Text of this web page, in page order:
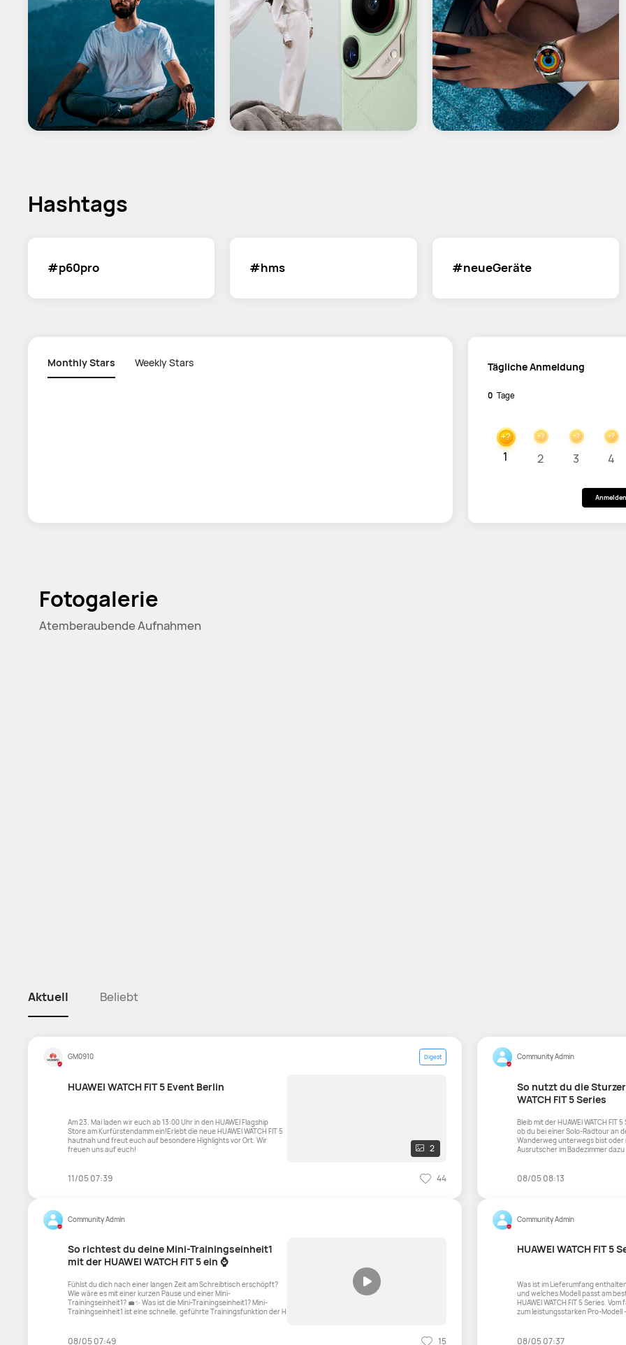
Hashtags
#p60pro #hms #neueGeräte
Monthly Stars Weekly Stars Tägliche Anmeldung
0 Tage
+?
1
+?
2
+?
3
+?
4
Anmelden
Fotogalerie
Atemberaubende Aufnahmen
Aktuell Beliebt
GM0910 Digest
HUAWEI WATCH FIT 5 Event Berlin
Am 23. Mai laden wir euch ab 13:00 Uhr in den HUAWEI Flagship
Store am Kurfürstendamm ein!Erlebt die neue HUAWEI WATCH FIT 5
hautnah und freut euch auf besondere Highlights vor Ort. Wir
freuen uns auf euch!
2
11/05 07:39 44
Community Admin
So nutzt du die
WATCH FIT 5 Series
​Bleib mit der HUAWEI WATCH FIT 5
ob du bei einer Solo-Radtour an
Wanderweg unterwegs bist oder
Ausrutscher im Badezimmer
08/05 08:13
Community Admin
So richtest du deine Mini-Trainingseinheit1
mit der HUAWEI WATCH FIT 5 ein ⌚
Fühlst du dich nach einer langen Zeit am Schreibtisch erschöpft?
Wie wäre es mit einer kurzen Pause und einer Mini-
Trainingseinheit1? 💼✨ Was ist die Mini-Trainingseinheit1? Mini-
Trainingseinheit1 ist eine schnelle, geführte Trainingsfunktion der H
08/05 07:49 15
Community Admin
HUAWEI WATCH FIT 5
Was ist im Lieferumfang
und welches Modell passt am besten zu
HUAWEI WATCH FIT 5 Series.
zum leistungsstarken Pro-Modell
08/05 07:37